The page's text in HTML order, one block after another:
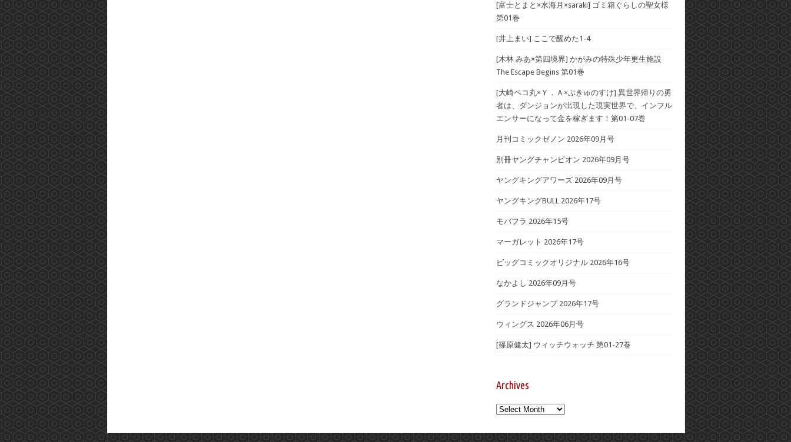
[富士とまと×水海月×saraki] ゴミ箱ぐらしの聖女様
第01巻
[井上まい] ここで醒めた1-4
[木林 みあ×第四境界] かがみの特殊少年更生施設
The Escape Begins 第01巻
[大崎ペコ丸×Ｙ．Ａ×ぷきゅのすけ] 異世界帰りの勇
者は、ダンジョンが出現した現実世界で、インフル
エンサーになって金を稼ぎます！第01-07巻
月刊コミックゼノン 2026年09月号
別冊ヤングチャンピオン 2026年09月号
ヤングキングアワーズ 2026年09月号
ヤングキングBULL 2026年17号
モバフラ 2026年15号
マーガレット 2026年17号
ビッグコミックオリジナル 2026年16号
なかよし 2026年09月号
グランドジャンプ 2026年17号
ウィングス 2026年06月号
[篠原健太] ウィッチウォッチ 第01-27巻
Archives
Archives